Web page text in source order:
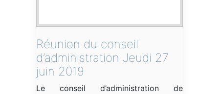
Réunion du conseil
d’administration Jeudi 27
juin 2019
Le conseil d’administration de